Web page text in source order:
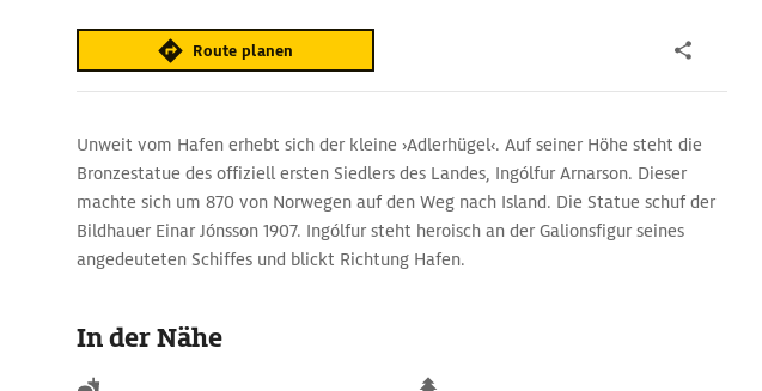
Route planen
Unweit vom Hafen erhebt sich der kleine ›Adlerhügel‹. Auf seiner Höhe steht die
Bronzestatue des offiziell ersten Siedlers des Landes, Ingólfur Arnarson. Dieser
machte sich um 870 von Norwegen auf den Weg nach Island. Die Statue schuf der
Bildhauer Einar Jónsson 1907. Ingólfur steht heroisch an der Galionsfigur seines
angedeuteten Schiffes und blickt Richtung Hafen.
aneinander. In diesem Gebäude ist heute das Kulturhaus, eine Dependance des
Nationalmuseums, mit einer historischen Ausstellung über Islands Frühzeit
In der Nähe